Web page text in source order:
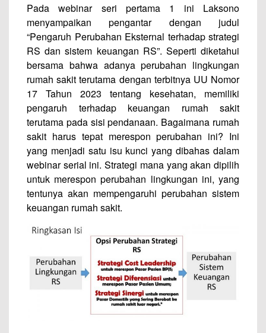
Pada webinar seri pertama 1 ini Laksono
menyampaikan pengantar dengan judul
“Pengaruh Perubahan Eksternal terhadap strategi
RS dan sistem keuangan RS”. Seperti diketahui
bersama bahwa adanya perubahan lingkungan
rumah sakit terutama dengan terbitnya UU Nomor
17 Tahun 2023 tentang kesehatan, memiliki
pengaruh terhadap keuangan rumah sakit
terutama pada sisi pendanaan. Bagaimana rumah
sakit harus tepat merespon perubahan ini? Ini
yang menjadi satu isu kunci yang dibahas dalam
webinar serial ini. Strategi mana yang akan dipilih
untuk merespon perubahan lingkungan ini, yang
tentunya akan mempengaruhi perubahan sistem
keuangan rumah sakit.